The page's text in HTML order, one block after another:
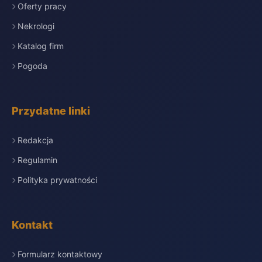
Oferty pracy
Nekrologi
Katalog firm
Pogoda
Przydatne linki
Redakcja
Regulamin
Polityka prywatności
Kontakt
Formularz kontaktowy